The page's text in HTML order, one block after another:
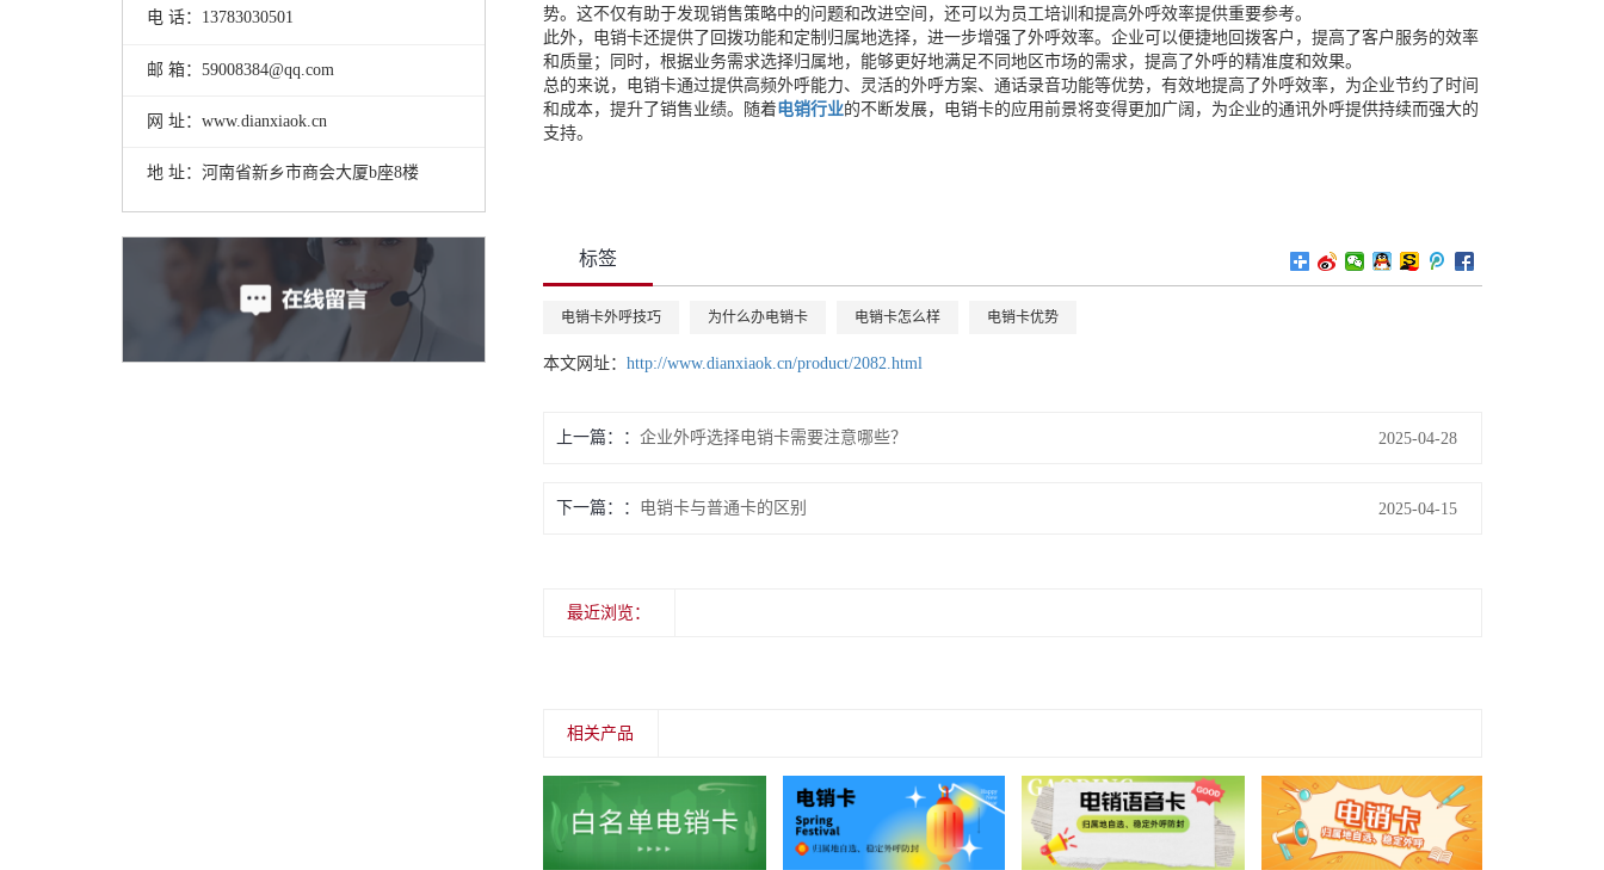
电 话：13783030501
邮 箱：59008384@qq.com
网 址：www.dianxiaok.cn
地 址：河南省新乡市商会大厦b座8楼
势。这不仅有助于发现销售策略中的问题和改进空间，还可以为员工培训和提高外呼效率提供重要参考。
此外，电销卡还提供了回拨功能和定制归属地选择，进一步增强了外呼效率。企业可以便捷地回拨客户，提高了客户服务的效率
和质量；同时，根据业务需求选择归属地，能够更好地满足不同地区市场的需求，提高了外呼的精准度和效果。
总的来说，电销卡通过提供高频外呼能力、灵活的外呼方案、通话录音功能等优势，有效地提高了外呼效率，为企业节约了时间
和成本，提升了销售业绩。随着 电销行业的不断发展，电销卡的应用前景将变得更加广阔，为企业的通讯外呼提供持续而强大的
支持。
标签
电销卡外呼技巧 为什么办电销卡 电销卡怎么样 电销卡优势
本文网址： http://www.dianxiaok.cn/product/2082.html
上一篇： 企业外呼选择电销卡需要注意哪些？ 2025-04-28
下一篇： ​电销卡与普通卡的区别 2025-04-15
最近浏览：
相关产品